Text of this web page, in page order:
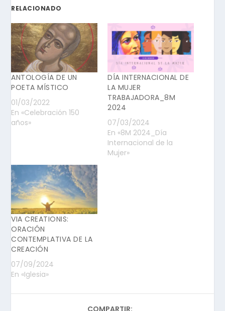
RELACIONADO
ANTOLOGÍA DE UN
POETA MÍSTICO
01/03/2022
En «Celebración 150
años»
DÍA INTERNACIONAL DE
LA MUJER
TRABAJADORA_8M
2024
07/03/2024
En «8M 2024_Día
Internacional de la
Mujer»
VIA CREATIONIS:
ORACIÓN
CONTEMPLATIVA DE LA
CREACIÓN
07/09/2024
En «Iglesia»
COMPARTIR: